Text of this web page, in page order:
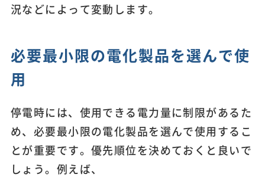
況などによって変動します。
必要最小限の電化製品を選んで使
用
停電時には、使用できる電力量に制限があるた
め、必要最小限の電化製品を選んで使用するこ
とが重要です。優先順位を決めておくと良いで
しょう。例えば、